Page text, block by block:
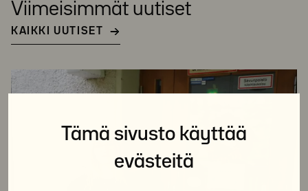
Tämä sivusto käyttää
evästeitä
Viimeisimmät uutiset
KAIKKI UUTISET